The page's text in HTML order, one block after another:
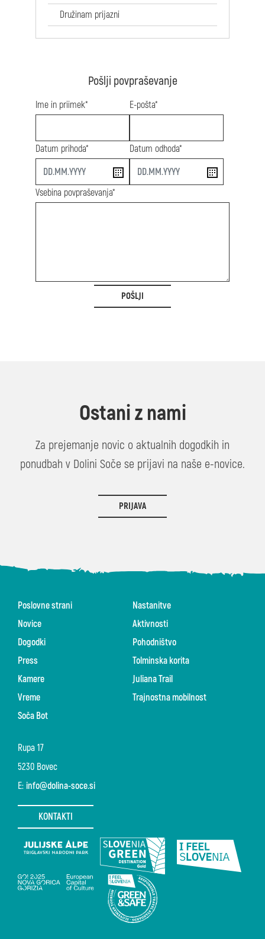
Družinam prijazni
Pošlji povpraševanje
Ime in priimek* E-pošta*
Datum prihoda*
start
Datum odhoda*
end
Vsebina povpraševanja*
POŠLJI
Ostani z nami
Za prejemanje novic o aktualnih dogodkih in
ponudbah v Dolini Soče se prijavi na naše e-novice.
PRIJAVA
Rupa 17
5230 Bovec
E: info@dolina-soce.si
KONTAKTI
Poslovne strani
Novice
Dogodki
Press
Kamere
Vreme
Soča Bot
Nastanitve
Aktivnosti
Pohodništvo
Tolminska korita
Juliana Trail
Trajnostna mobilnost